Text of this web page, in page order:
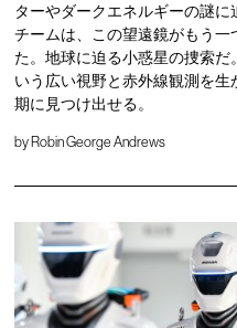
ターやダークエネルギーの謎
チームは、この望遠鏡がもう
た。地球に迫る小惑星の捜索だ
いう広い視野と赤外線観測を
期に見つけ出せる。
by Robin George Andrews